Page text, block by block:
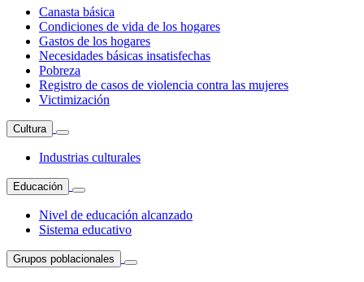
Canasta básica
Condiciones de vida de los hogares
Gastos de los hogares
Necesidades básicas insatisfechas
Pobreza
Registro de casos de violencia contra las mujeres
Victimización
Cultura
Industrias culturales
Educación
Nivel de educación alcanzado
Sistema educativo
Grupos poblacionales